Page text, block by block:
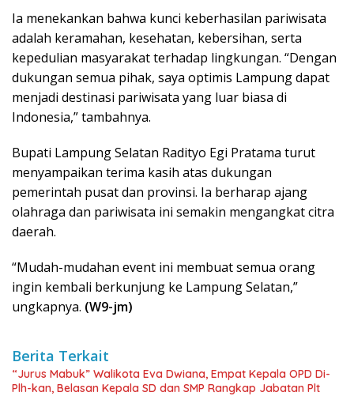
Ia menekankan bahwa kunci keberhasilan pariwisata
adalah keramahan, kesehatan, kebersihan, serta
kepedulian masyarakat terhadap lingkungan. “Dengan
dukungan semua pihak, saya optimis Lampung dapat
menjadi destinasi pariwisata yang luar biasa di
Indonesia,” tambahnya.
Bupati Lampung Selatan Radityo Egi Pratama turut
menyampaikan terima kasih atas dukungan
pemerintah pusat dan provinsi. Ia berharap ajang
olahraga dan pariwisata ini semakin mengangkat citra
daerah.
“Mudah-mudahan event ini membuat semua orang
ingin kembali berkunjung ke Lampung Selatan,”
ungkapnya. (W9-jm)
Berita Terkait
“Jurus Mabuk” Walikota Eva Dwiana, Empat Kepala OPD Di-
Plh-kan, Belasan Kepala SD dan SMP Rangkap Jabatan Plt